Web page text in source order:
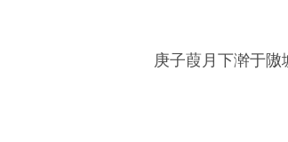
庚子葭月下澣于隞